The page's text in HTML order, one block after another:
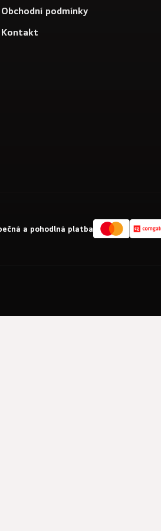
Obchodní podmínky
Kontakt
a pohodlná platba